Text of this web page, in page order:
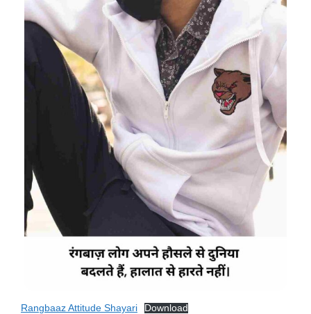
Rangbaaz Attitude Shayari Download